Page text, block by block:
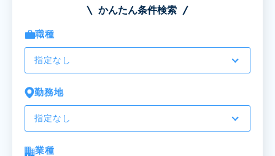
かんたん条件検索
職種
指定なし
勤務地
指定なし
業種